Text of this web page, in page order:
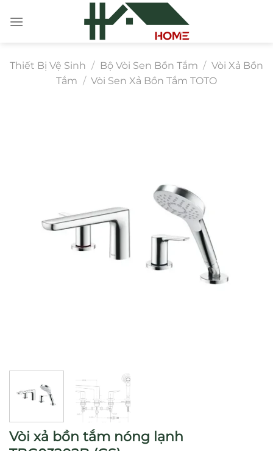
đến
Thiết Bị Vệ Sinh / Bộ Vòi Sen Bồn Tắm / Vòi Xả Bồn
Tắm / Vòi Sen Xả Bồn Tắm TOTO
Vòi xả bồn tắm nóng lạnh